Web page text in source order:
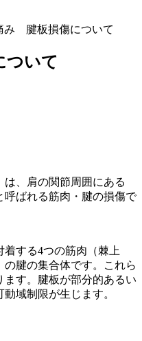
み 腱板損傷について
いて
、肩の関節周囲にある
呼ばれる筋肉・腱の損傷で
する4つの筋肉（棘上
腱の集合体です。これら
す。腱板が部分的あるい
域制限が生じます。